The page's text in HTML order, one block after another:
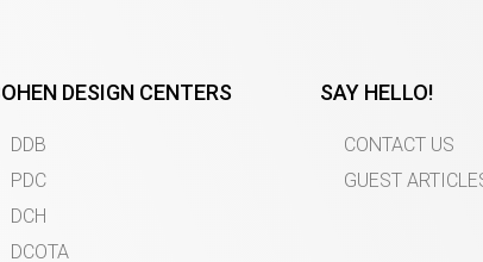
DESIGN CENTERS
DDB
PDC
DCH
DCOTA
SAY HELLO!
CONTACT US
GUEST